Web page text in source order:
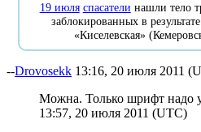
19 июля спасатели нашли тело
заблокированных в
«Киселевская»
--Drovosekk 13:16, 20 июля 2011
Можна. Только шрифт надо
13:57, 20 июля 2011 (UTC)